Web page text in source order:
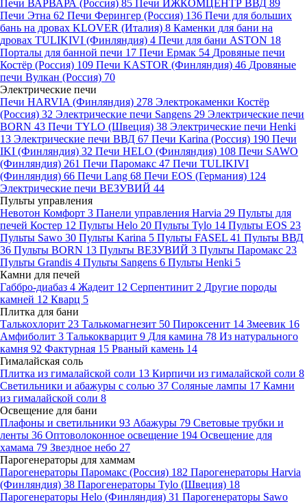
Печи ВАРВАРА (Россия) 85 Печи ИЖКОМЦЕНТР ВВД 89
Печи Этна 62 Печи Ферингер (Россия) 136 Печи для больших
бань на дровах KLOVER (Италия) 8 Каменки для бани на
дровах TULIKIVI (Финляндия) 4 Печи для бани ASTON 18
Порталы для банной печи 17 Печи Ермак 54 Дровяные печи
Костёр (Россия) 109 Печи KASTOR (Финляндия) 46 Дровяные
печи Вулкан (Россия) 70
Электрические печи
Печи HARVIA (Финляндия) 278 Электрокаменки Костёр
(Россия) 32 Электрические печи Sangens 29 Электрические печи
BORN 43 Печи TYLO (Швеция) 38 Электрические печи Henki
13 Электрические печи ВВД 67 Печи Karina (Россия) 190 Печи
IKI (Финляндия) 32 Печи HELO (Финляндия) 108 Печи SAWO
(Финляндия) 261 Печи Паромакс 47 Печи TULIKIVI
(Финляндия) 66 Печи Lang 68 Печи EOS (Германия) 124
Электрические печи ВЕЗУВИЙ 44
Пульты управления
Невотон Комфорт 3 Панели управления Harvia 29 Пульты для
печей Костер 12 Пульты Helo 20 Пульты Tylo 14 Пульты EOS 23
Пульты Sawo 30 Пульты Karina 5 Пульты FASEL 41 Пульты ВВД
36 Пульты BORN 13 Пульты ВЕЗУВИЙ 3 Пульты Паромакс 23
Пульты Grandis 4 Пульты Sangens 6 Пульты Henki 5
Камни для печей
Габбро-диабаз 4 Жадеит 12 Серпентинит 2 Другие породы
камней 12 Кварц 5
Плитка для бани
Талькохлорит 23 Талькомагнезит 50 Пироксенит 14 Змеевик 16
Амфиболит 3 Талькокварцит 9 Для камина 78 Из натурального
камня 92 Фактурная 15 Рваный камень 14
Гималайская соль
Плитка из гималайской соли 13 Кирпичи из гималайской соли 8
Светильники и абажуры с солью 37 Соляные лампы 17 Камни
из гималайской соли 8
Освещение для бани
Плафоны и светильники 93 Абажуры 79 Световые трубки и
ленты 36 Оптоволоконное освещение 194 Освещение для
хамама 79 Звездное небо 27
Парогенераторы для хаммам
Парогенераторы Паромакс (Россия) 182 Парогенераторы Harvia
(Финляндия) 38 Парогенераторы Tylo (Швеция) 18
Парогенераторы Helo (Финляндия) 31 Парогенераторы Sawo